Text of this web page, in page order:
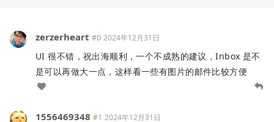
zerzerheart #0 2024年12月31日
UI 很不错，祝出海顺利，一个不成熟的建议，Inbox 是不
是可以再做大一点，这样看一些有图片的邮件比较方便
1556469348 #1 2024年12月31日